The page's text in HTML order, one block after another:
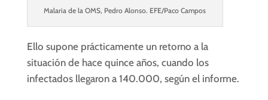
Malaria de la OMS, Pedro Alonso. EFE/Paco Campos
Ello supone prácticamente un retorno a la
situación de hace quince años, cuando los
infectados llegaron a 140.000, según el informe.